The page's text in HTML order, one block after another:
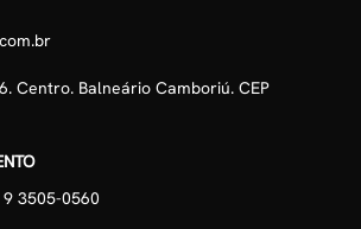
Centro. Balneário Camboriú. CEP
3505-0560